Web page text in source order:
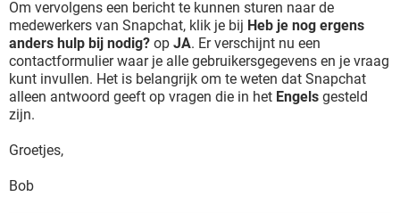
Om vervolgens een bericht te kunnen sturen naar de
medewerkers van Snapchat, klik je bij Heb je nog ergens
anders hulp bij nodig? op JA. Er verschijnt nu een
contactformulier waar je alle gebruikersgegevens en je vraag
kunt invullen. Het is belangrijk om te weten dat Snapchat
alleen antwoord geeft op vragen die in het Engels gesteld
zijn.
Groetjes,
Bob